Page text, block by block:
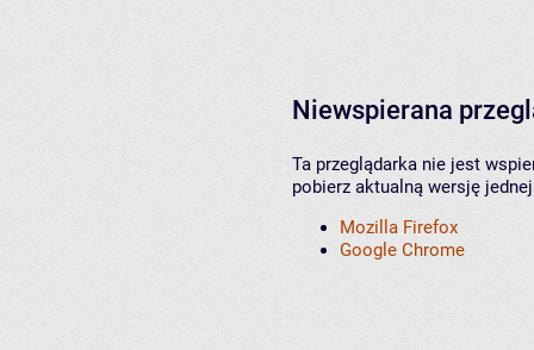
Niewspierana
Ta przeglądarka nie jest
pobierz aktualną wersję
Mozilla Firefox
Google Chrome